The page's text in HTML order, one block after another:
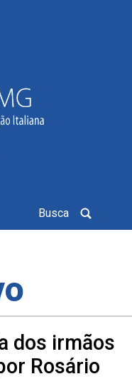
Busca
dos irmãos
Rosário